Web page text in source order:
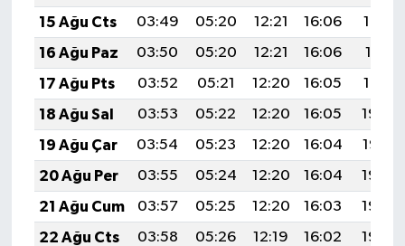
15 Ağu Cts
03:49 05:20 12:21 16:06
19:12
16 Ağu Paz
03:50 05:20 12:21 16:06
19:11
17 Ağu Pts
03:52 05:21 12:20 16:05
19:10
18 Ağu Sal
03:53 05:22 12:20 16:05
19:08
19 Ağu Çar
03:54 05:23 12:20 16:04
19:07
20 Ağu Per
03:55 05:24 12:20 16:04
19:06
21 Ağu Cum
03:57 05:25 12:20 16:03
19:04
22 Ağu Cts
03:58 05:26 12:19 16:02
19:03